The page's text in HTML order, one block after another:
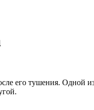
его тушения. Одной